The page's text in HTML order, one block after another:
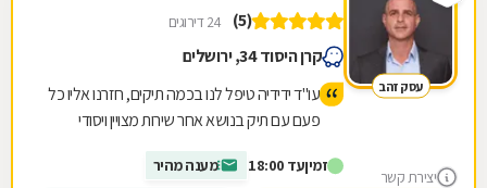
עסק זהב
יצירת קשר
(5) 24 דירוגים
קרן היסוד 34, ירושלים
עו"ד ידידיה טיפל לנו בכמה תיקים, חזרנו אליו כל
פעם עם תיק בנושא אחר שירות מצויין ויסודי
זמיןעד 18:00 מענה מהיר